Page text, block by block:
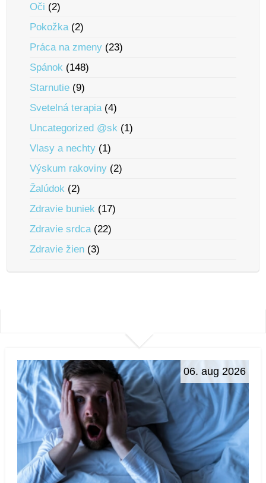
Oči (2)
Pokožka(2)
Práca na zmeny (23)
Spánok (148)
Starnutie (9)
Svetelná terapia(4)
Uncategorized @sk (1)
Vlasy a nechty (1)
Výskum rakoviny (2)
Žalúdok (2)
Zdravie buniek (17)
Zdravie srdca(22)
Zdravie žien (3)
06. aug 2026